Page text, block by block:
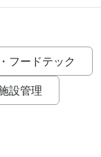
フードテック
設管理